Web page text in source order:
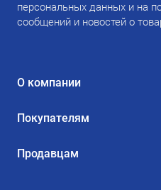
персональных данных и на
сообщений и новостей о
О компании
Покупателям
Продавцам